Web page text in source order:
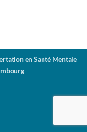
en Santé Mentale